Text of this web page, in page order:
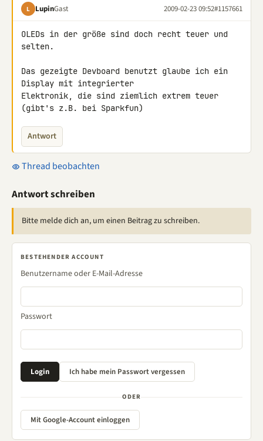
L LupinGast 2009-02-23 09:52#1157661
OLEDs in der größe sind doch recht teuer und
selten.
Das gezeigte Devboard benutzt glaube ich ein
Display mit integrierter
Elektronik, die sind ziemlich extrem teuer
(gibt's z.B. bei Sparkfun)
Antwort
Thread beobachten
Antwort schreiben
Bitte melde dich an, um einen Beitrag zu schreiben.
BESTEHENDER ACCOUNT
Benutzername oder E-Mail-Adresse
Passwort
ODER
Mit Google-Account einloggen